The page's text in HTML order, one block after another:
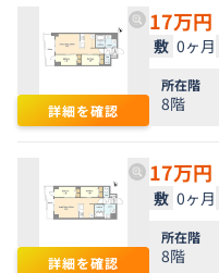
詳細を確認
17万円
敷 0ヶ月
所在階
8階
詳細を確認
17万円
敷 0ヶ月
所在階
8階